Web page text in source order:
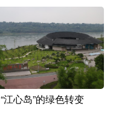
“江心岛”的绿色转变